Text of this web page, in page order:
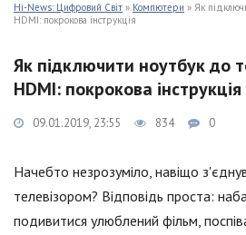
Hi-News: Цифровий Світ » Компютери » Як
HDMI: покрокова інструкція
Як підключити ноутбук до
HDMI: покрокова інструкція
09.01.2019, 23:55 834 0
Начебто незрозуміло, навіщо
телевізором? Відповідь проста:
подивитися улюблений фільм,